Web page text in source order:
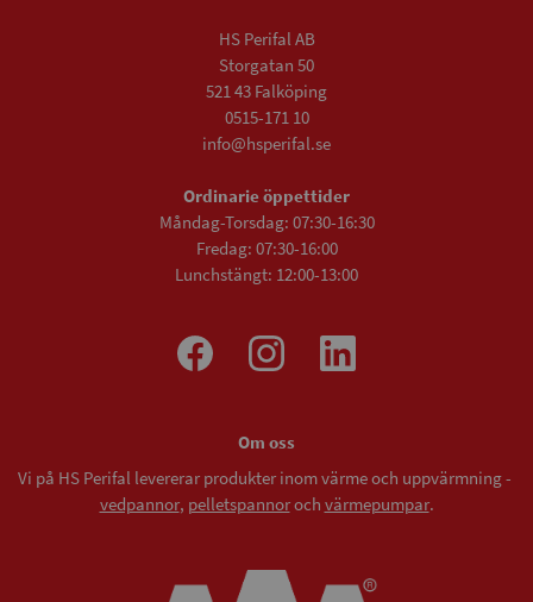
HS Perifal AB
Storgatan 50
521 43 Falköping
0515-171 10
info@hsperifal.se
Ordinarie öppettider
Måndag-Torsdag: 07:30-16:30
Fredag: 07:30-16:00
Lunchstängt: 12:00-13:00
Om oss
Vi på HS Perifal levererar produkter inom värme och uppvärmning -
vedpannor, pelletspannoroch värmepumpar.